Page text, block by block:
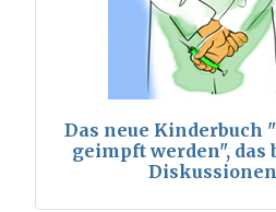
Das neue Kinderbuch
geimpft werden", das